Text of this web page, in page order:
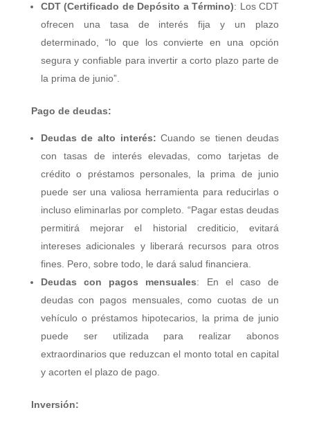
CDT (Certificado de Depósito a Término): Los CDT
ofrecen una tasa de interés fija y un plazo
determinado, “lo que los convierte en una opción
segura y confiable para invertir a corto plazo parte de
la prima de junio”.
Pago de deudas:
Deudas de alto interés: Cuando se tienen deudas
con tasas de interés elevadas, como tarjetas de
crédito o préstamos personales, la prima de junio
puede ser una valiosa herramienta para reducirlas o
incluso eliminarlas por completo. “Pagar estas deudas
permitirá mejorar el historial crediticio, evitará
intereses adicionales y liberará recursos para otros
fines. Pero, sobre todo, le dará salud financiera.
Deudas con pagos mensuales: En el caso de
deudas con pagos mensuales, como cuotas de un
vehículo o préstamos hipotecarios, la prima de junio
puede ser utilizada para realizar abonos
extraordinarios que reduzcan el monto total en capital
y acorten el plazo de pago.
Inversión: